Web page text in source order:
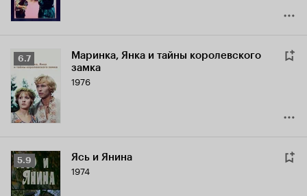
Рейтинг
Кинопоиска
6.7
6.7
Маринка, Янка и тайны королевского
замка
1976
Рейтинг
Кинопоиска
5.9
5.9 Ясь и Янина
1974